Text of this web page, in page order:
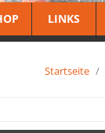
LINKS
Startseite